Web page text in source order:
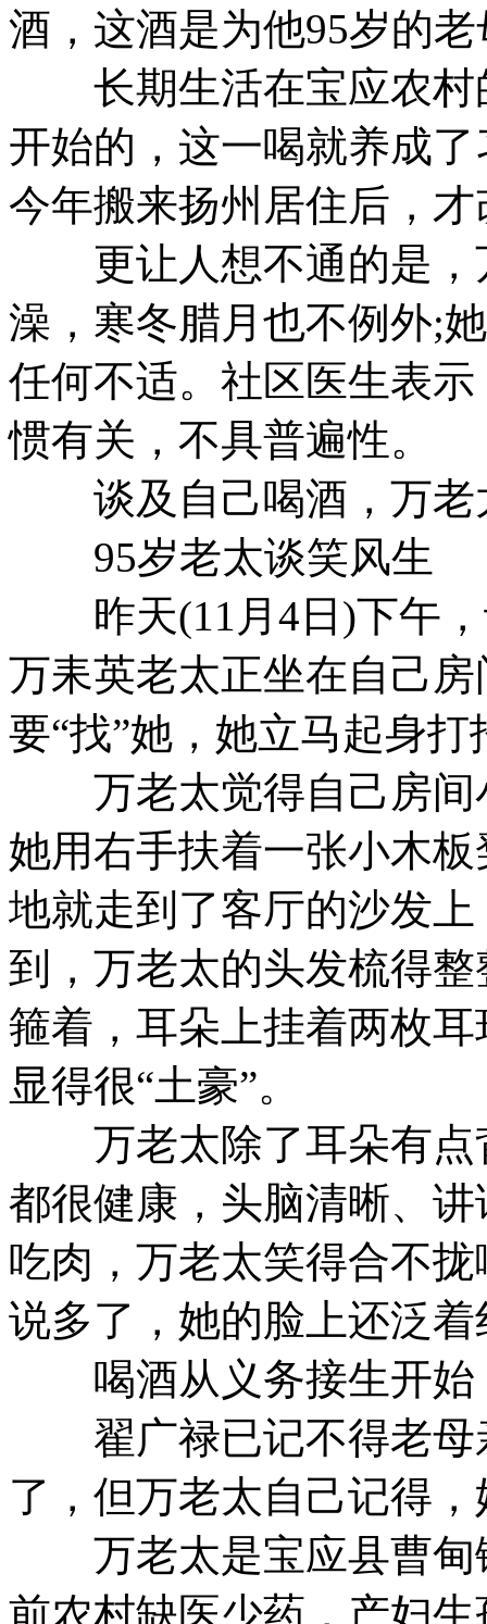
酒，这酒是为他95岁的
长期生活在宝应农村
开始的，这一喝就养成
今年搬来扬州居住后，
更让人想不通的是，
澡，寒冬腊月也不例外;
任何不适。社区医生表
惯有关，不具普遍性。
谈及自己喝酒，万老
95岁老太谈笑风生
昨天(11月4日)下午，
万耒英老太正坐在自己
要“找”她，她立马起身打
万老太觉得自己房间
她用右手扶着一张小木
地就走到了客厅的沙发
到，万老太的头发梳得
箍着，耳朵上挂着两枚
显得很“土豪”。
万老太除了耳朵有点
都很健康，头脑清晰、
吃肉，万老太笑得合不
说多了，她的脸上还泛着
喝酒从义务接生开始
翟广禄已记不得老母
了，但万老太自己记得
万老太是宝应县曹甸
前农村缺医少药，产妇